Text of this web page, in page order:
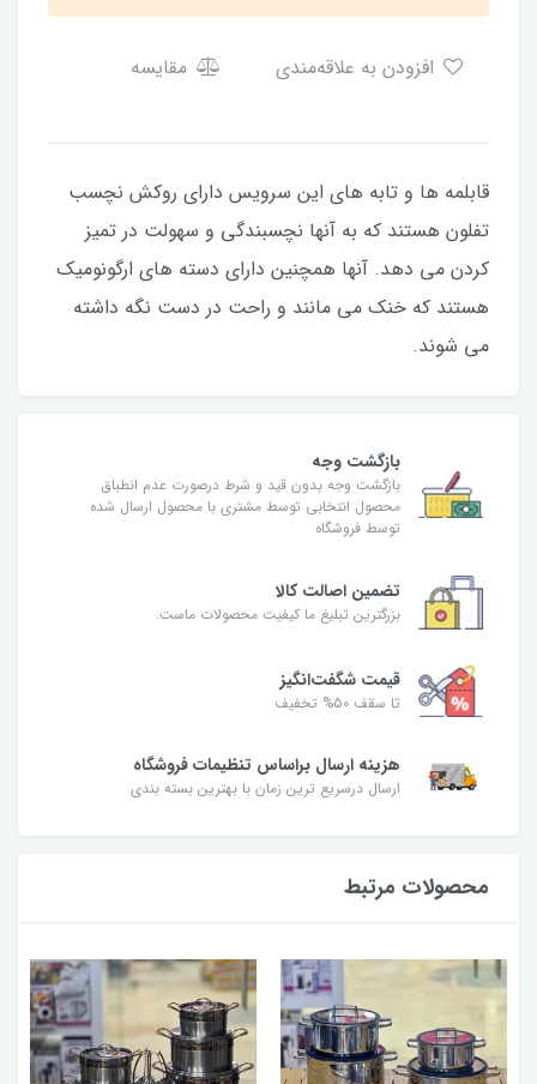
مقایسه
قابلمه ها و تابه های این سرویس دارای روکش نچسب
تفلون هستند که به آنها نچسبندگی و سهولت در تمیز
کردن می دهد. آنها همچنین دارای دسته های ارگونومیک
هستند که خنک می مانند و راحت در دست نگه داشته
می شوند.
بازگشت وجه
بازگشت وجه بدون قید و شرط درصورت عدم انطباق
محصول انتخابی توسط مشتری با محصول ارسال شده
توسط فروشگاه
تضمین اصالت کالا
بزرگترین تبلیغ ما کیفیت محصولات ماست.
قیمت شگفت‌انگیز
تا سقف 50% تخفیف
هزینه ارسال براساس تنظیمات فروشگاه
ارسال درسریع ترین زمان با بهترین بسته بندی
محصولات مرتبط